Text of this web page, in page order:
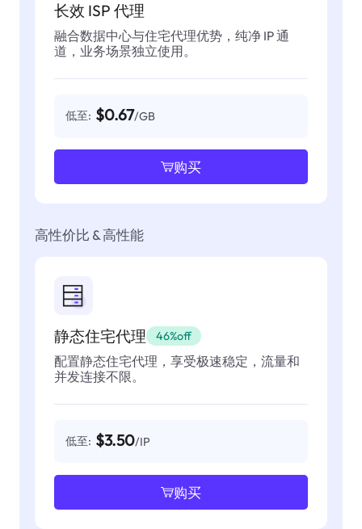
长效 ISP 代理
融合数据中心与住宅代理优势，纯净 IP 通
道，业务场景独立使用。
低至: $0.67/GB
购买
高性价比 & 高性能
静态住宅代理 46%off
配置静态住宅代理，享受极速稳定，流量和
并发连接不限。
低至: $3.50/IP
购买